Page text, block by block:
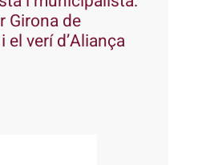
Girona de
el verí d’Aliança